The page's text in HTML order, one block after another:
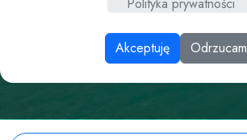
Akceptuję Odrzucam